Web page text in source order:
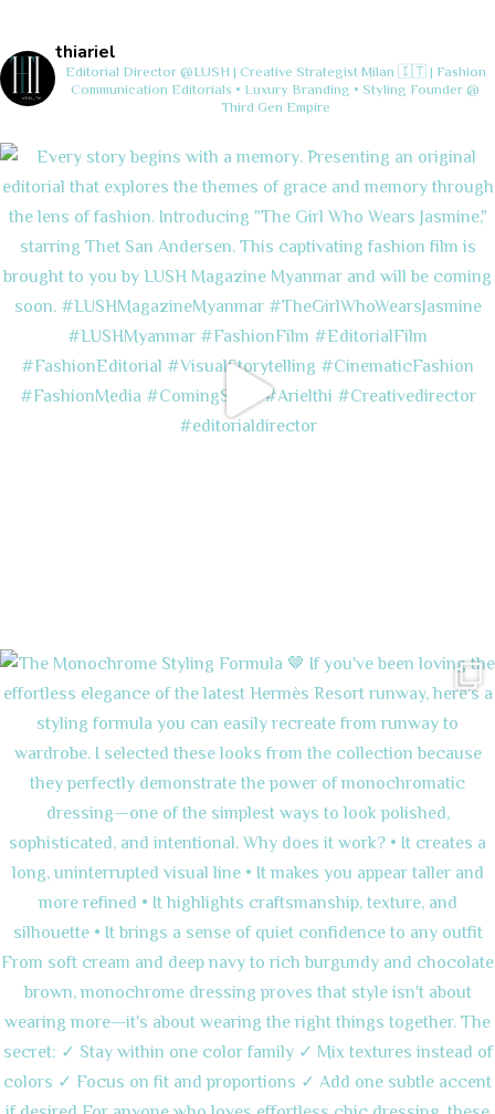
thiariel
Editorial Director @LUSH | Creative StrategistMilan 🇮🇹 | Fashion
Communication Editorials • Luxury Branding • Styling Founder @
Third Gen Empire